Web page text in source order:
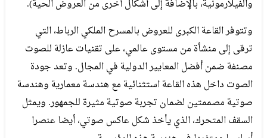
والفيلارمونية، بالإضافة إلى أشكال أخرى من العروض الحية).
وتتوفر القاعة الكبرى للعروض بالمسرح الملكي الرباط، التي
ترقى إلى منشأة من مستوى عالمي، على تقنيات عازلة للصوت
مصنفة ضمن أفضل المعايير الدولية في المجال. وتعد جودة
الصوت داخل هذه القاعة استثنائية مع هندسة معمارية وهندسة
صوتية مصممتين لضمان تجربة صوتية مثيرة للجمهور. ويمثل
السقف المتحرك، الذي يأخذ شكل عاكس صوتي، أيضا عنصرا